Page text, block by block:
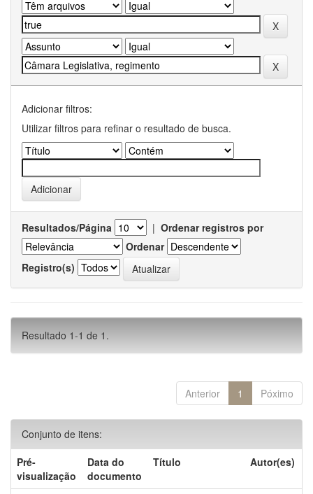
Adicionar filtros:
Utilizar filtros para refinar o resultado de busca.
Resultados/Página | Ordenar registros por
Ordenar
Registro(s)
Resultado 1-1 de 1.
Anterior 1 Póximo
Conjunto de itens:
Pré-
visualização
Data do
documento
Título Autor(es)